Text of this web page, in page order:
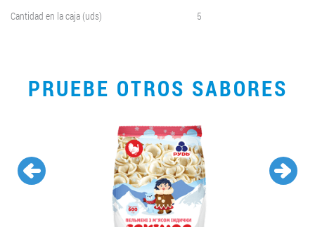
Cantidad en la caja (uds)
5
PRUEBE OTROS SABORES